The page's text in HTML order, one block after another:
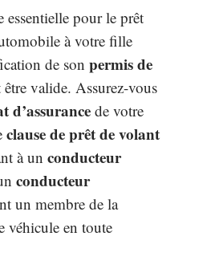
essentielle pour le prêt
à votre fille
de son permis de
valide. Assurez-vous
d’assurance de votre
clause de prêt de volant
à un conducteur
conducteur
un membre de la
véhicule en toute